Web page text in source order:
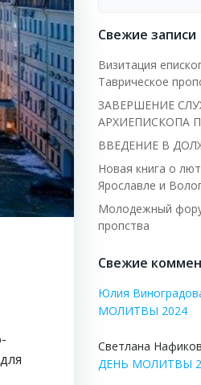
Свежие записи
Визитация
Таврическое
ЗАВЕРШЕНИЕ
АРХИЕПИСКОПА
ВВЕДЕНИЕ В
Новая книга о
Ярославле и
Молодежный
пропства
Свежие
Юлия
МОЛИТВЫ 2024
Светлана
ДЕНЬ МОЛИТВЫ